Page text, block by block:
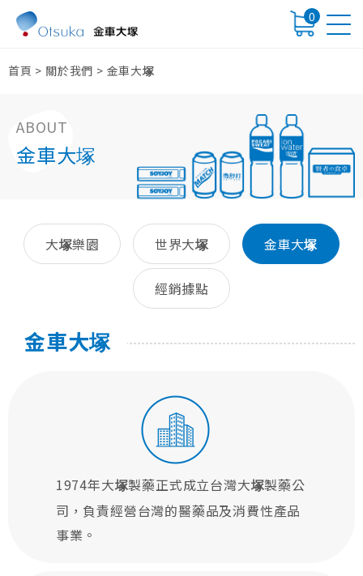
0
首頁 > 關於我們 > 金車大塚
ABOUT
金車大塚
大塚樂園 世界大塚 金車大塚
經銷據點
金車大塚
1974年大塚製藥正式成立台灣大塚製藥公
司，負責經營台灣的醫藥品及消費性產品
事業。